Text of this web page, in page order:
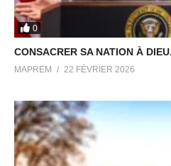
0
CONSACRER SA NATION À DIEU.
MAPREM 22 FÉVRIER 2026